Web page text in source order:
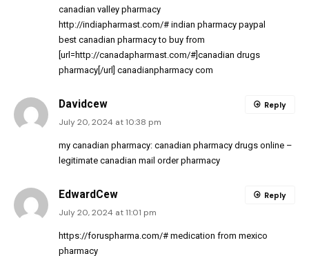
canadian valley pharmacy
http://indiapharmast.com/# indian pharmacy paypal
best canadian pharmacy to buy from
[url=http://canadapharmast.com/#]canadian drugs
pharmacy[/url] canadianpharmacy com
Davidcew
July 20, 2024 at 10:38 pm
my canadian pharmacy: canadian pharmacy drugs online –
legitimate canadian mail order pharmacy
Reply
EdwardCew
July 20, 2024 at 11:01 pm
https://foruspharma.com/# medication from mexico
pharmacy
Reply